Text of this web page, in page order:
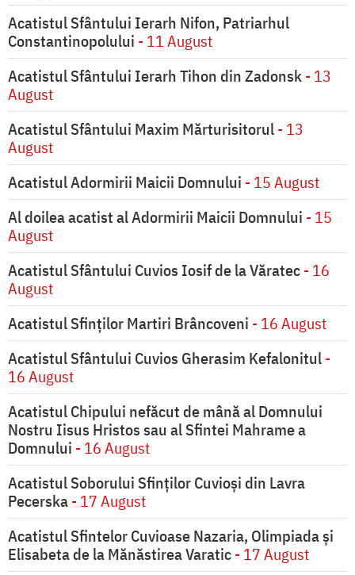
Acatistul Sfântului Ierarh Nifon, Patriarhul
Constantinopolului - 11 August
Acatistul Sfântului Ierarh Tihon din Zadonsk- 13
August
Acatistul Sfântului Maxim Mărturisitorul- 13
August
Acatistul Adormirii Maicii Domnului - 15 August
Al doilea acatist al Adormirii Maicii Domnului - 15
August
Acatistul Sfântului Cuvios Iosif de la Văratec- 16
August
Acatistul Sfinților Martiri Brâncoveni - 16 August
Acatistul Sfântului Cuvios Gherasim Kefalonitul-
16 August
Acatistul Chipului nefăcut de mână al Domnului
Nostru Iisus Hristos sau al Sfintei Mahrame a
Domnului - 16 August
Acatistul Soborului Sfinților Cuvioși din Lavra
Pecerska- 17 August
Acatistul Sfintelor Cuvioase Nazaria, Olimpiada și
Elisabeta de la Mănăstirea Varatic- 17 August